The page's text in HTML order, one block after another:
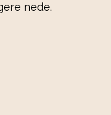
nede.